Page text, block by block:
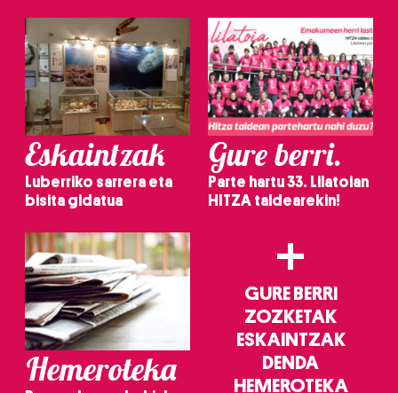
Eskaintzak
Luberriko sarrera eta
bisita gidatua
Gure berri.
Parte hartu 33. Lilatoian
HITZA taldearekin!
Hemeroteka
+
GURE BERRI
ZOZKETAK
ESKAINTZAK
DENDA
HEMEROTEKA